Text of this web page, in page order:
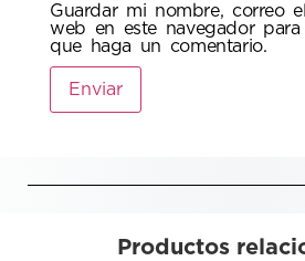
Guardar mi nombre, correo
web en este navegador
que haga un comentario.
Productos